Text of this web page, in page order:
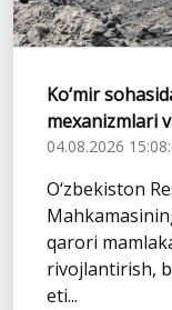
Ko‘mir
mexanizmlari
04.08.2026
O‘zbekiston
qarori
rivojlantirish,
eti...